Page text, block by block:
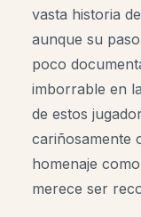
vasta historia
aunque su
poco
imborrable en
de estos
cariñosamente
homenaje
merece ser